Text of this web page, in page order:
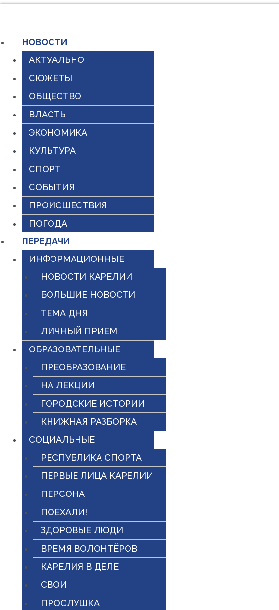
содержимому
НОВОСТИ
АКТУАЛЬНО
СЮЖЕТЫ
ОБЩЕСТВО
ВЛАСТЬ
ЭКОНОМИКА
КУЛЬТУРА
СПОРТ
СОБЫТИЯ
ПРОИСШЕСТВИЯ
ПОГОДА
ПЕРЕДАЧИ
ИНФОРМАЦИОННЫЕ
НОВОСТИ КАРЕЛИИ
БОЛЬШИЕ НОВОСТИ
ТЕМА ДНЯ
ЛИЧНЫЙ ПРИЕМ
ОБРАЗОВАТЕЛЬНЫЕ
ПРЕОБРАЗОВАНИЕ
НА ЛЕКЦИИ
ГОРОДСКИЕ ИСТОРИИ
КНИЖНАЯ РАЗБОРКА
СОЦИАЛЬНЫЕ
РЕСПУБЛИКА СПОРТА
ПЕРВЫЕ ЛИЦА КАРЕЛИИ
ПЕРСОНА
ПОЕХАЛИ!
ЗДОРОВЫЕ ЛЮДИ
ВРЕМЯ ВОЛОНТЁРОВ
КАРЕЛИЯ В ДЕЛЕ
СВОИ
ПРОСЛУШКА